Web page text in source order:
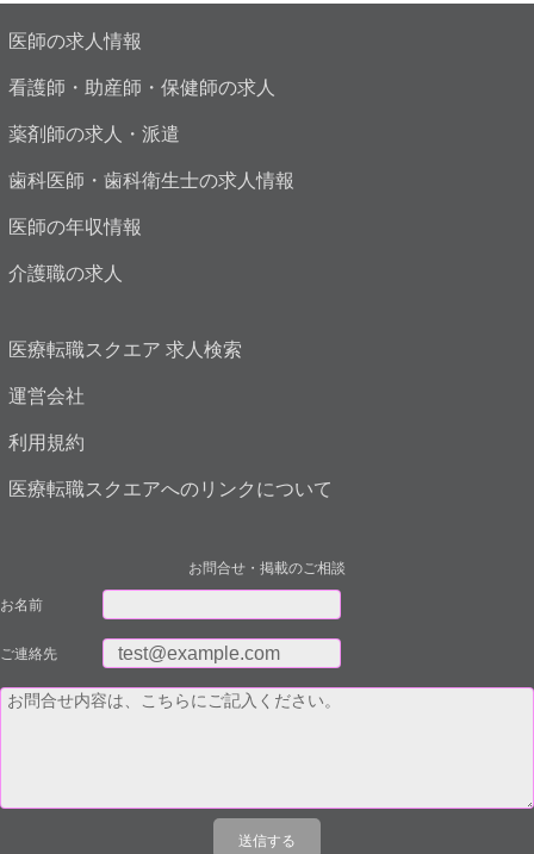
医師の求人情報
看護師・助産師・保健師の求人
薬剤師の求人・派遣
歯科医師・歯科衛生士の求人情報
医師の年収情報
介護職の求人
医療転職スクエア 求人検索
運営会社
利用規約
医療転職スクエアへのリンクについて
お問合せ・掲載のご相談
お名前
ご連絡先